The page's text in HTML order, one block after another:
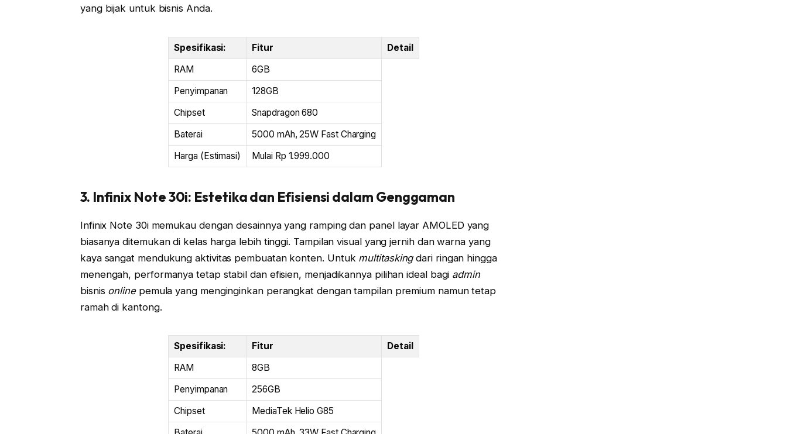
yang bijak untuk bisnis Anda.
Spesifikasi: Fitur
Detail
RAM
6GB
Penyimpanan
128GB
Chipset
Snapdragon 680
Baterai
5000 mAh, 25W Fast Charging
Harga (Estimasi)
Mulai Rp 1.999.000
3. Infinix Note 30i: Estetika dan Efisiensi dalam Genggaman
Infinix Note 30i memukau dengan desainnya yang ramping dan panel layar AMOLED yang
biasanya ditemukan di kelas harga lebih tinggi. Tampilan visual yang jernih dan warna yang
kaya sangat mendukung aktivitas pembuatan konten. Untuk multitaskingdari ringan hingga
menengah, performanya tetap stabil dan efisien, menjadikannya pilihan ideal bagi admin
bisnis onlinepemula yang menginginkan perangkat dengan tampilan premium namun tetap
ramah di kantong.
Spesifikasi: Fitur
Detail
RAM
8GB
Penyimpanan
256GB
Chipset
MediaTek Helio G85